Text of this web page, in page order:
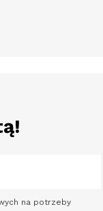
na potrzeby